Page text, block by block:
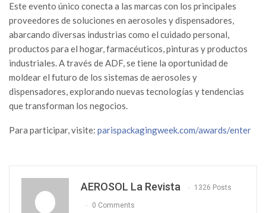
Este evento único conecta a las marcas con los principales
proveedores de soluciones en aerosoles y dispensadores,
abarcando diversas industrias como el cuidado personal,
productos para el hogar, farmacéuticos, pinturas y productos
industriales. A través de ADF, se tiene la oportunidad de
moldear el futuro de los sistemas de aerosoles y
dispensadores, explorando nuevas tecnologías y tendencias
que transforman los negocios.
Para participar, visite: parispackagingweek.com/awards/enter
AEROSOL La Revista 1326 Posts
0 Comments